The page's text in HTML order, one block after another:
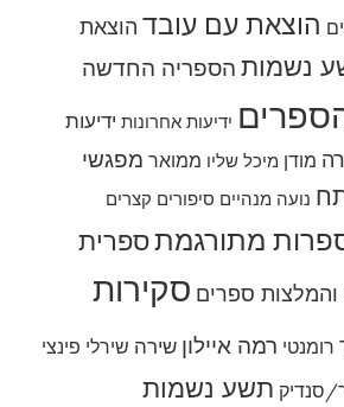
הוצאת עם עובד הוצאת
נשמות הספריה החדשה
ידיעות אחרונות ידיעות
מודן מיכל שליו ממואר מפגשי
נועה מנהיים סיפורים קצרים
מתורגמתספרית
והמלצות ספרים סקירות
רומנטי רמה איילון שירה שירלי פינצי
סנדיק תשע נשמות